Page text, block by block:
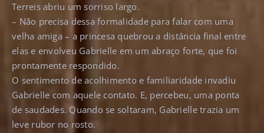
Terreis abriu um sorriso largo.
– Não precisa dessa formalidade para falar com uma
velha amiga – a princesa quebrou a distância final entre
elas e envolveu Gabrielle em um abraço forte, que foi
prontamente respondido.
O sentimento de acolhimento e familiaridade invadiu
Gabrielle com aquele contato. E, percebeu, uma ponta
de saudades. Quando se soltaram, Gabrielle trazia um
leve rubor no rosto.